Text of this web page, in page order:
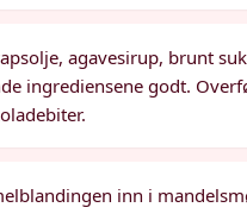
agavesirup, brunt
ingrediensene godt.
inn i